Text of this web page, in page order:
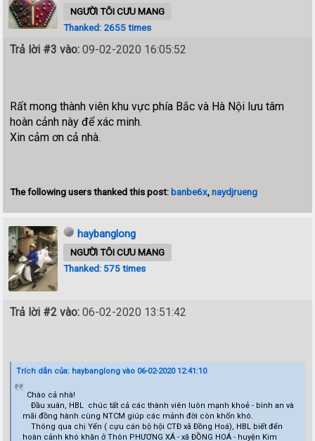
NGƯỜI TÔI CƯU MANG
Thanked: 2655 times
Trả lời #3 vào: 09-02-2020 16:05:52
Rất mong thành viên khu vực phía Bắc và Hà Nội lưu tâm
hoàn cảnh này để xác minh.
Xin cảm ơn cả nhà.
The following users thanked this post: banbe6x,naydjrueng
haybanglong
NGƯỜI TÔI CƯU MANG
Thanked: 575 times
Trả lời #2 vào: 06-02-2020 13:51:42
Trích dẫn của: haybanglong vào 06-02-2020 12:41:10
Chào cả nhà!
Đầu xuân, HBL chúc tất cả các thành viên luôn mạnh khoẻ - bình an và
mãi đồng hành cùng NTCM giúp các mảnh đời còn khốn khó.
Thông qua chị Yến ( cựu cán bộ hội CTĐ xã Đồng Hoá), HBL biết đến
hoàn cảnh khó khăn ở Thôn PHƯƠNG XÁ - xã ĐỒNG HOÁ - huyện Kim